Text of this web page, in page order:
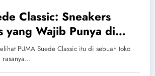
Classic: Sneakers
yang Wajib Punya di
PUMA Suede Classic itu di sebuah toko
rasanya…